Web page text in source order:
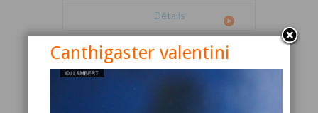
Détails
Canthigaster valentini